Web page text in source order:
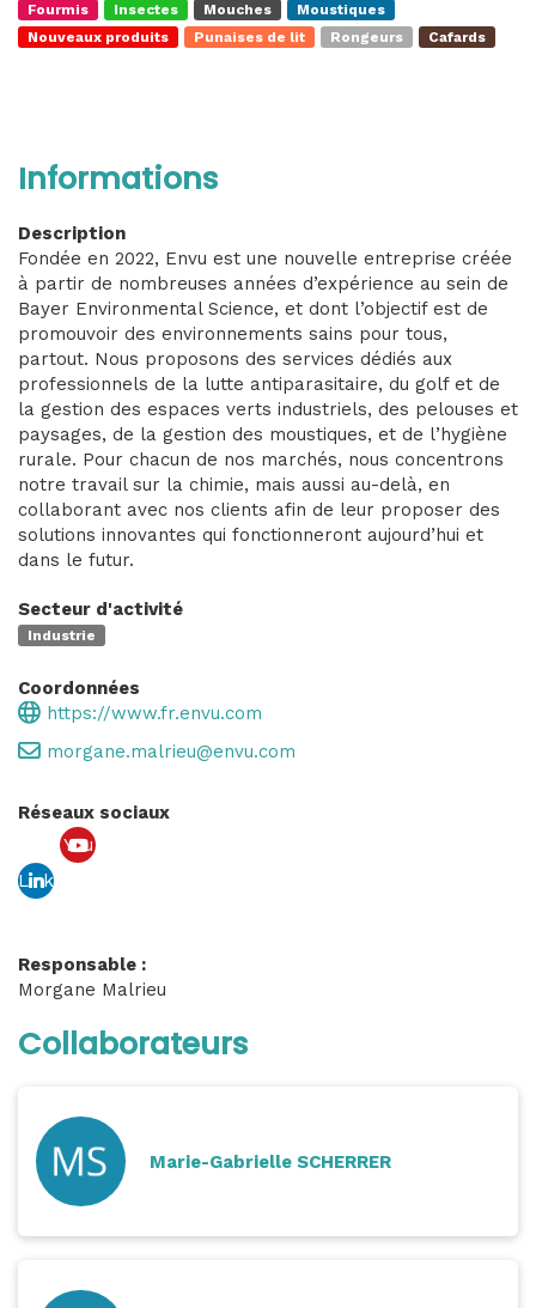
Fourmis Insectes Mouches
Moustiques
Nouveaux produits
Punaises de lit Rongeurs Cafards
Informations
Description
Fondée en 2022, Envu est une nouvelle entreprise créée
à partir de nombreuses années d’expérience au sein de
Bayer Environmental Science, et dont l’objectif est de
promouvoir des environnements sains pour tous,
partout. Nous proposons des services dédiés aux
professionnels de la lutte antiparasitaire, du golf et de
la gestion des espaces verts industriels, des pelouses et
paysages, de la gestion des moustiques, et de l’hygiène
rurale. Pour chacun de nos marchés, nous concentrons
notre travail sur la chimie, mais aussi au-delà, en
collaborant avec nos clients afin de leur proposer des
solutions innovantes qui fonctionneront aujourd’hui et
dans le futur.
Secteur d'activité
Industrie
Coordonnées
https://www.fr.envu.com
morgane.malrieu@envu.com
Réseaux sociaux
Link
You
Responsable :
Morgane Malrieu
Collaborateurs
Marie-Gabrielle SCHERRER